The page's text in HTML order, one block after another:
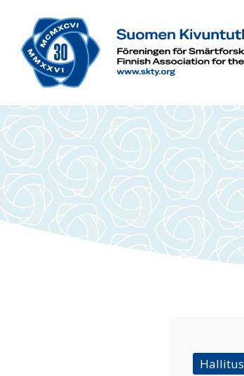
sivun
sisältöön
Suomen Kivuntutkimusyhdistys ry
Hallitus